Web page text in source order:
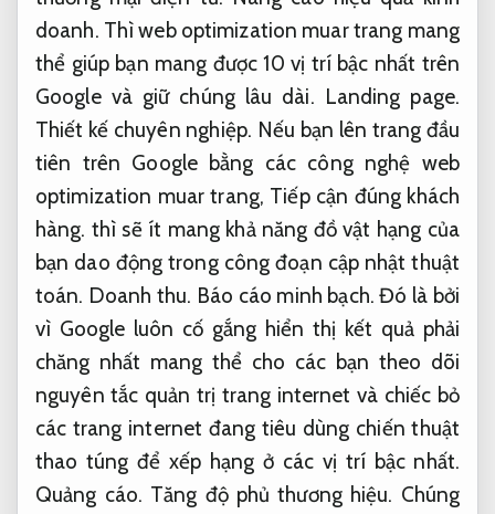
doanh. Thì web optimization muar trang mang
thể giúp bạn mang được 10 vị trí bậc nhất trên
Google và giữ chúng lâu dài. Landing page.
Thiết kế chuyên nghiệp. Nếu bạn lên trang đầu
tiên trên Google bằng các công nghệ web
optimization muar trang, Tiếp cận đúng khách
hàng. thì sẽ ít mang khả năng đồ vật hạng của
bạn dao động trong công đoạn cập nhật thuật
toán. Doanh thu. Báo cáo minh bạch. Đó là bởi
vì Google luôn cố gắng hiển thị kết quả phải
chăng nhất mang thể cho các bạn theo dõi
nguyên tắc quản trị trang internet và chiếc bỏ
các trang internet đang tiêu dùng chiến thuật
thao túng để xếp hạng ở các vị trí bậc nhất.
Quảng cáo. Tăng độ phủ thương hiệu. Chúng